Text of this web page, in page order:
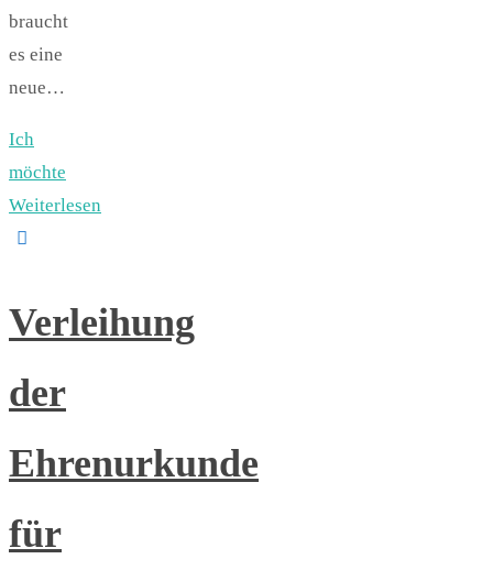
braucht
es eine
neue…
Ich
möchte
Weiterlesen
Verleihung
der
Ehrenurkunde
für